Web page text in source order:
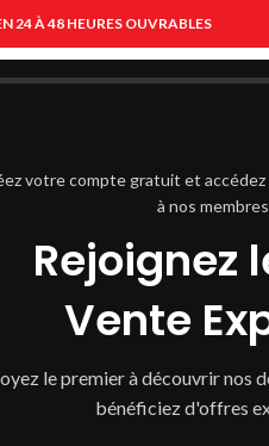
votre compte gratuit et accédez
à nos
Rejoignez
Vente
le premier à découvrir nos
bénéficiez d'offres
24 À 48 HEURES OUVRABLES
ACCUEIL